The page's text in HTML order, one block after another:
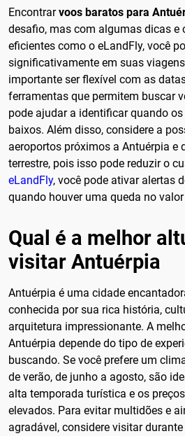
Encontrarvoos baratos para
desafio, mas com algumas dicas e
eficientes como o eLandFly, você
significativamente em suas
importante ser flexível com as
ferramentas que permitem buscar
pode ajudar a identificar quando
baixos. Além disso, considere a
aeroportos próximos a Antuérpia e
terrestre, pois isso pode reduzir o
eLandFly, você pode ativar alertas
quando houver uma queda no
Qual é a melhor
visitar Antuérpia
Antuérpia é uma cidade
conhecida por sua rica história,
arquitetura impressionante. A
Antuérpia depende do tipo de
buscando. Se você prefere um
de verão, de junho a agosto, são
alta temporada turística e os
elevados. Para evitar multidões e
agradável, considere visitar